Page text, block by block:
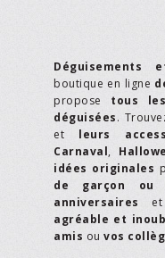
boutique en ligne
propose tous
déguisées.
et leurs
Carnaval,
idées originales
de garçon
anniversaires et
agréable et
amis ou vos